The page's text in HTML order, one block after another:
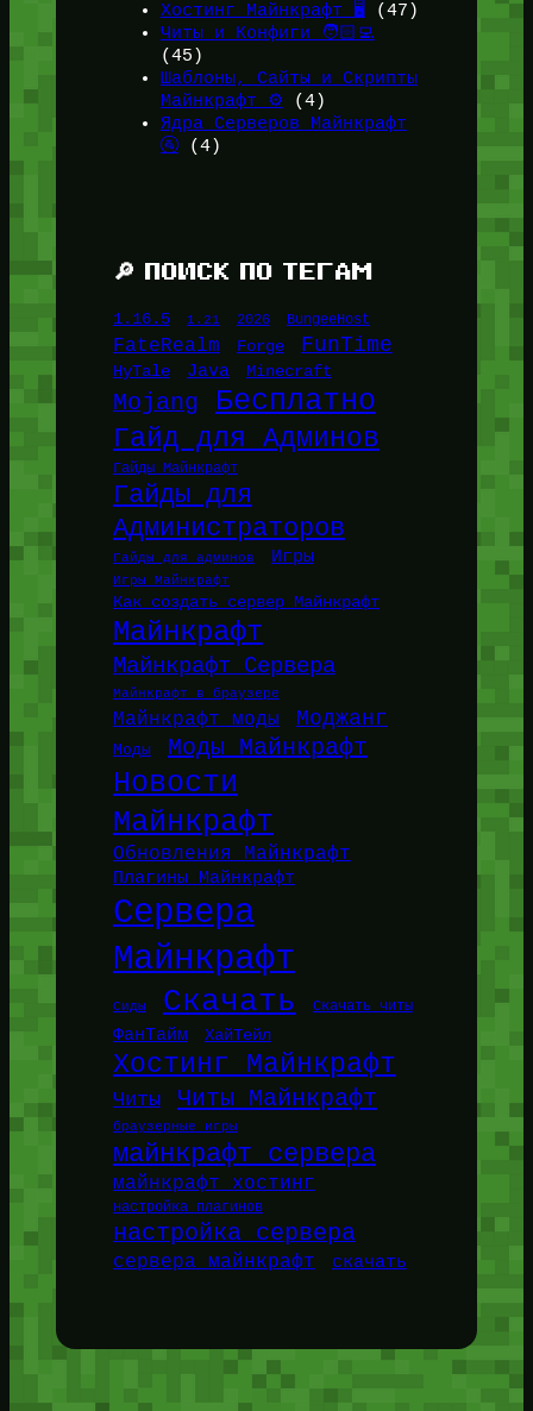
Хостинг Майнкрафт 🖥️ (47)
Читы и Конфиги 🧑🏻‍💻
(45)
Шаблоны, Сайты и Скрипты
Майнкрафт ⚙️ (4)
Ядра Серверов Майнкрафт
🚰(4)
🔎 ПОИСК ПО ТЕГАМ
1.16.5 1.21 2026 BungeeHost
FateRealm Forge FunTime
HyTale Java Minecraft
Mojang Бесплатно
Гайд для Админов
Гайды Майнкрафт
Гайды для
Администраторов
Гайды для админов Игры
Игры Майнкрафт
Как создать сервер Майнкрафт
Майнкрафт
Майнкрафт Сервера
Майнкрафт в браузере
Майнкрафт моды Моджанг
Моды Моды Майнкрафт
Новости
Майнкрафт
Обновления Майнкрафт
Плагины Майнкрафт
Сервера
Майнкрафт
Сиды Скачать Скачать читы
ФанТайм ХайТейл
Хостинг Майнкрафт
Читы Читы Майнкрафт
браузерные игры
майнкрафт сервера
майнкрафт хостинг
настройка плагинов
настройка сервера
сервера майнкрафт скачать